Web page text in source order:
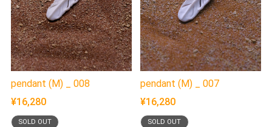
pendant (M) _ 008
¥16,280
SOLD OUT
pendant (M) _ 007
¥16,280
SOLD OUT